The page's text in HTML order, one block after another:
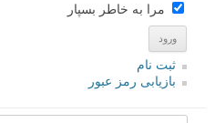
مرا به خاطر بسپار
ثبت نام
بازیابی رمز عبور